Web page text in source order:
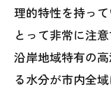
理的特性を持っ
とって非常に注
沿岸地域特有の
る水分が市内全